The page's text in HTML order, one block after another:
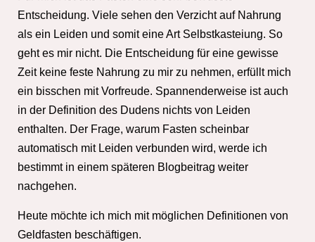
Entscheidung. Viele sehen den Verzicht auf Nahrung
als ein Leiden und somit eine Art Selbstkasteiung. So
geht es mir nicht. Die Entscheidung für eine gewisse
Zeit keine feste Nahrung zu mir zu nehmen, erfüllt mich
ein bisschen mit Vorfreude. Spannenderweise ist auch
in der Definition des Dudens nichts von Leiden
enthalten. Der Frage, warum Fasten scheinbar
automatisch mit Leiden verbunden wird, werde ich
bestimmt in einem späteren Blogbeitrag weiter
nachgehen.
Heute möchte ich mich mit möglichen Definitionen von
Geldfasten beschäftigen.